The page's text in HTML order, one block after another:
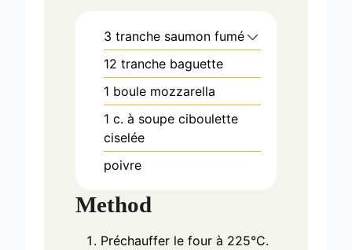
3 tranche saumon fumé
12 tranche baguette
1 boule mozzarella
1 c. à soupe ciboulette
ciselée
poivre
Method
Préchauffer le four à 225°C.